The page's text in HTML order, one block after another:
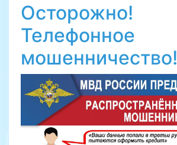
Осторожно!
Телефонное
мошенничество!